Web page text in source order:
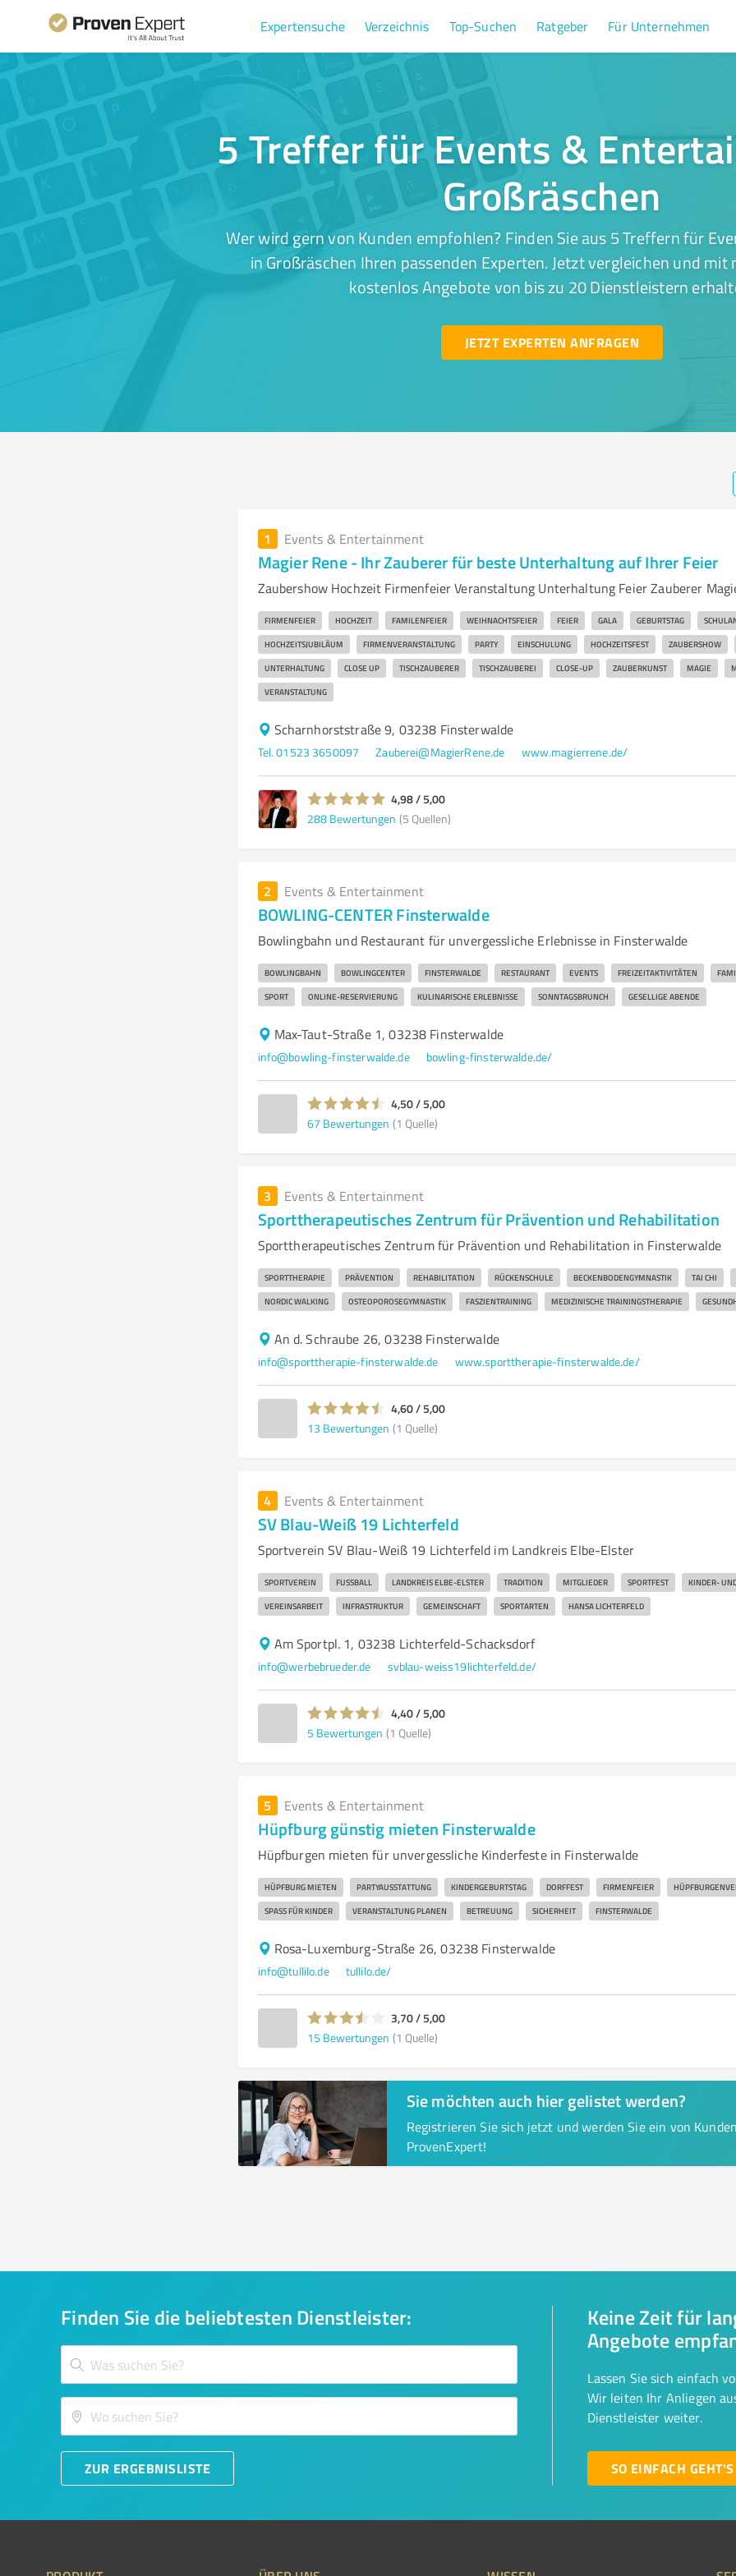
Expertensuche Verzeichnis Top-Suchen Ratgeber Für Unternehmen
5 Treffer für Events &
Großräschen
Wer wird gern von Kunden empfohlen? Finden Sie aus 5 Treffern für
in Großräschen Ihren passenden Experten. Jetzt vergleichen und mit
kostenlos Angebote von bis zu 20 Dienstleistern
JETZT EXPERTEN ANFRAGEN
1 Events & Entertainment
Magier Rene - Ihr Zauberer für beste Unterhaltung auf Ihrer Feier
Zaubershow Hochzeit Firmenfeier Veranstaltung Unterhaltung Feier Zauberer
FIRMENFEIER HOCHZEIT FAMILENFEIER WEIHNACHTSFEIER FEIER GALA GEBURTSTAG
HOCHZEITSJUBILÄUM FIRMENVERANSTALTUNG PARTY EINSCHULUNG HOCHZEITSFEST ZAUBERSHOW
UNTERHALTUNG CLOSE UP TISCHZAUBERER TISCHZAUBEREI CLOSE-UP ZAUBERKUNST MAGIE
VERANSTALTUNG
Scharnhorststraße 9, 03238 Finsterwalde
Tel. 01523 3650097 Zauberei@MagierRene.de www.magierrene.de/
4,98 / 5,00
288 Bewertungen (5 Quellen)
2 Events & Entertainment
BOWLING-CENTER Finsterwalde
Bowlingbahn und Restaurant für unvergessliche Erlebnisse in Finsterwalde
BOWLINGBAHN BOWLINGCENTER FINSTERWALDE RESTAURANT EVENTS FREIZEITAKTIVITÄTEN
SPORT ONLINE-RESERVIERUNG KULINARISCHE ERLEBNISSE SONNTAGSBRUNCH GESELLIGE ABENDE
Max-Taut-Straße 1, 03238 Finsterwalde
info@bowling-finsterwalde.de bowling-finsterwalde.de/
4,50 / 5,00
67 Bewertungen (1 Quelle)
3 Events & Entertainment
Sporttherapeutisches Zentrum für Prävention und Rehabilitation
Sporttherapeutisches Zentrum für Prävention und Rehabilitation in Finsterwalde
SPORTTHERAPIE PRÄVENTION REHABILITATION RÜCKENSCHULE BECKENBODENGYMNASTIK TAI CHI
NORDIC WALKING OSTEOPOROSEGYMNASTIK FASZIENTRAINING MEDIZINISCHE TRAININGSTHERAPIE
An d. Schraube 26, 03238 Finsterwalde
info@sporttherapie-finsterwalde.de www.sporttherapie-finsterwalde.de/
4,60 / 5,00
13 Bewertungen (1 Quelle)
4 Events & Entertainment
SV Blau-Weiß 19 Lichterfeld
Sportverein SV Blau-Weiß 19 Lichterfeld im Landkreis Elbe-Elster
SPORTVEREIN FUSSBALL LANDKREIS ELBE-ELSTER TRADITION MITGLIEDER SPORTFEST KINDER-
VEREINSARBEIT INFRASTRUKTUR GEMEINSCHAFT SPORTARTEN HANSA LICHTERFELD
Am Sportpl. 1, 03238 Lichterfeld-Schacksdorf
info@werbebrueder.de svblau-weiss19lichterfeld.de/
4,40 / 5,00
5 Bewertungen (1 Quelle)
5 Events & Entertainment
Hüpfburg günstig mieten Finsterwalde
Hüpfburgen mieten für unvergessliche Kinderfeste in Finsterwalde
HÜPFBURG MIETEN PARTYAUSSTATTUNG KINDERGEBURTSTAG DORFFEST FIRMENFEIER
SPASS FÜR KINDER VERANSTALTUNG PLANEN BETREUUNG SICHERHEIT FINSTERWALDE
Rosa-Luxemburg-Straße 26, 03238 Finsterwalde
info@tullilo.de tullilo.de/
3,70 / 5,00
15 Bewertungen (1 Quelle)
Sie möchten auch hier gelistet werden?
Registrieren Sie sich jetzt und werden Sie ein von
ProvenExpert!
Finden Sie die beliebtesten Dienstleister:
ZUR ERGEBNISLISTE
Keine Zeit für
Angebote
Lassen Sie sich einfach
Wir leiten Ihr Anliegen
Dienstleister weiter.
SO EINFACH GEHT'S